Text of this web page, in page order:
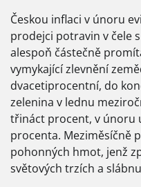
Českou inflaci v únoru
prodejci potravin v čele
alespoň částečně
vymykající zlevnění
dvacetiprocentní, do
zelenina v lednu
třináct procent, v únoru
procenta. Meziměsíčně
pohonných hmot, jenž
světových trzích a